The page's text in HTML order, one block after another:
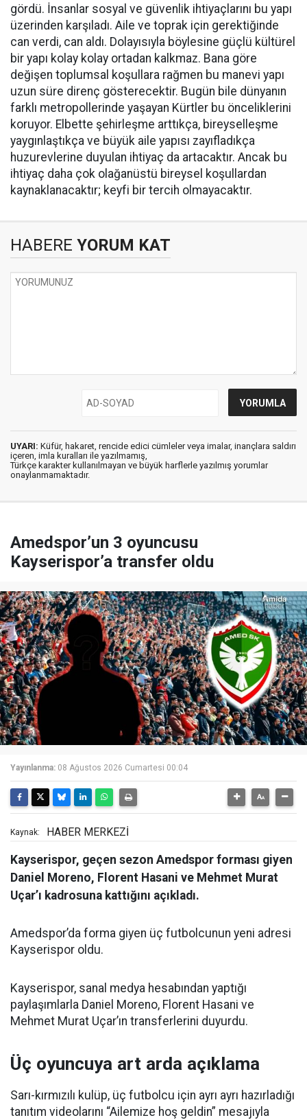
gördü. İnsanlar sosyal ve güvenlik ihtiyaçlarını bu yapı
üzerinden karşıladı. Aile ve toprak için gerektiğinde
can verdi, can aldı. Dolayısıyla böylesine güçlü kültürel
bir yapı kolay kolay ortadan kalkmaz. Bana göre
değişen toplumsal koşullara rağmen bu manevi yapı
uzun süre direnç gösterecektir. Bugün bile dünyanın
farklı metropollerinde yaşayan Kürtler bu önceliklerini
koruyor. Elbette şehirleşme arttıkça, bireyselleşme
yaygınlaştıkça ve büyük aile yapısı zayıfladıkça
huzurevlerine duyulan ihtiyaç da artacaktır. Ancak bu
ihtiyaç daha çok olağanüstü bireysel koşullardan
kaynaklanacaktır; keyfi bir tercih olmayacaktır.
HABERE YORUM KAT
UYARI: Küfür, hakaret, rencide edici cümleler veya imalar, inançlara saldırı
içeren, imla kuralları ile yazılmamış,
Türkçe karakter kullanılmayan ve büyük harflerle yazılmış yorumlar
onaylanmamaktadır.
Amedspor’un 3 oyuncusu
Kayserispor’a transfer oldu
Yayınlanma: 08 Ağustos 2026 Cumartesi 00:04
Kaynak: HABER MERKEZİ
Kayserispor, geçen sezon Amedspor forması giyen
Daniel Moreno, Florent Hasani ve Mehmet Murat
Uçar’ı kadrosuna kattığını açıkladı.
Amedspor’da forma giyen üç futbolcunun yeni adresi
Kayserispor oldu.
Kayserispor, sanal medya hesabından yaptığı
paylaşımlarla Daniel Moreno, Florent Hasani ve
Mehmet Murat Uçar’ın transferlerini duyurdu.
Üç oyuncuya art arda açıklama
Sarı-kırmızılı kulüp, üç futbolcu için ayrı ayrı hazırladığı
tanıtım videolarını “Ailemize hoş geldin” mesajıyla